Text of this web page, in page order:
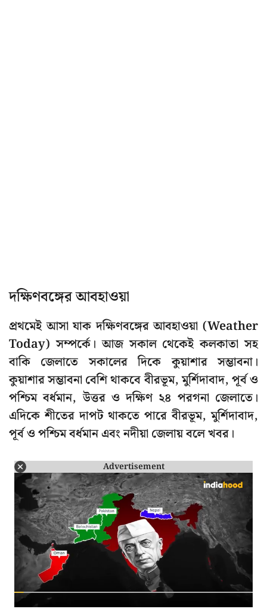
দক্ষিণবঙ্গের আবহাওয়া
প্রথমেই আসা যাক দক্ষিণবঙ্গের আবহাওয়া (Weather
Today) সম্পর্কে। আজ সকাল থেকেই কলকাতা সহ
বাকি জেলাতে সকালের দিকে কুয়াশার সম্ভাবনা।
কুয়াশার সম্ভাবনা বেশি থাকবে বীরভূম, মুর্শিদাবাদ, পূর্ব ও
পশ্চিম বর্ধমান, উত্তর ও দক্ষিণ ২৪ পরগনা জেলাতে।
এদিকে শীতের দাপট থাকতে পারে বীরভূম, মুর্শিদাবাদ,
পূর্ব ও পশ্চিম বর্ধমান এবং নদীয়া জেলায় বলে খবর।
Advertisement